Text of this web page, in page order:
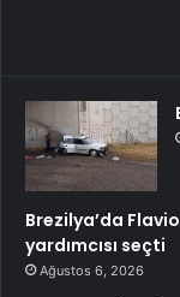
Brezilya’da
yardımcısı seçti
Ağustos 6, 2026